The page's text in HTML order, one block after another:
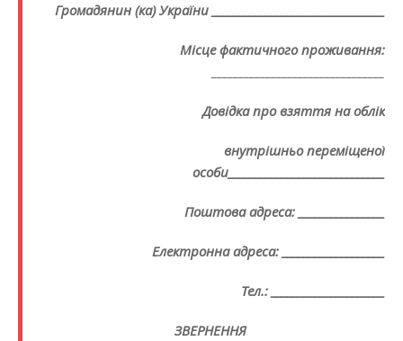
Громадянин (ка) України ________________________________
Місце фактичного проживання:
Довідка про взяття на облік
внутрішньо переміщеної
особи_____________________________
Поштова адреса: ________________
Електронна адреса: ___________________
Тел.: _____________________
ЗВЕРНЕННЯ